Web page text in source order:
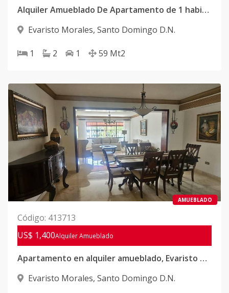
Alquiler Amueblado De Apartamento de 1 habitación amueblado en Evaristo Morales
Evaristo Morales, Santo Domingo D.N.
1 2 1 59 Mt2
AMUEBLADO
Código: 413713
US$ 1,400AlquilerAmueblado
Apartamento en alquiler amueblado, Evaristo Morales
Evaristo Morales, Santo Domingo D.N.